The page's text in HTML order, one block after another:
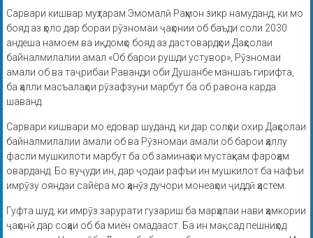
Сарвари кишвар муҳтарам Эмомалӣ Раҳмон зикр намуданд, ки мо
бояд аз ҳоло дар бораи рӯзномаи ҷаҳонии об баъди соли 2030
андеша намоем ва иқдомҳо бояд аз дастовардҳои Даҳсолаи
байналмилалии амал «Об барои рушди устувор», Рӯзномаи
амали об ва таҷрибаи Раванди оби Душанбе маншаъ гирифта,
ба ҳалли масъалаҳои рӯзафзуни марбут ба об равона карда
шаванд.
Сарвари кишвари мо ёдовар шуданд, ки дар солҳои охир Даҳсолаи
байналмилалии амали об ва Рӯзномаи амали об барои ҳаллу
фасли мушкилоти марбут ба об заминаҳои мустаҳкам фароҳам
оварданд. Бо вуҷуди ин, дар ҷодаи рафъи ин мушкилот ба нафъи
имрӯзу ояндаи сайёра мо ҳанӯз дучори монеаҳои ҷиддӣ ҳастем.
Гуфта шуд, ки имрӯз зарурати гузариш ба марҳалаи нави ҳамкории
ҷаҳонӣ дар соҳаи об ба миён омадааст. Ба ин мақсад пешниҳод